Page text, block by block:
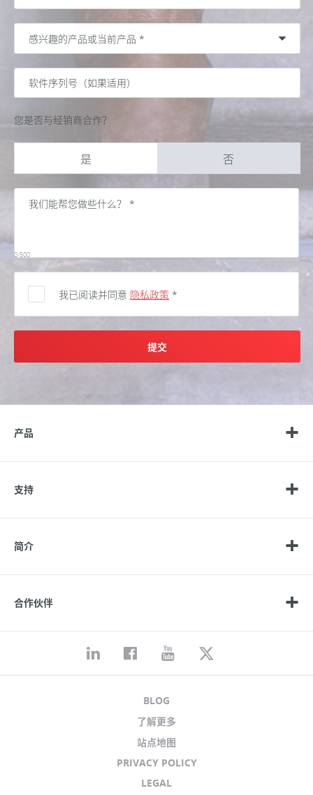
您是否与经销商合作？
是 否
0/500
我已阅读并同意 隐私政策 *
提交
产品
支持
简介
合作伙伴
BLOG
了解更多
站点地图
PRIVACY POLICY
LEGAL